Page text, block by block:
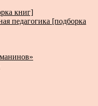
книг]
педагогика [подборка